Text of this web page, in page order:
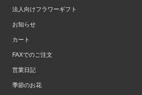
法人向けフラワーギフト
お知らせ
カート
FAXでのご注文
営業日記
季節のお花